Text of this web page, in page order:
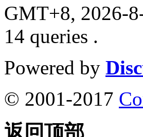
GMT+8, 2026-
14 queries .
Powered by
© 2001-2017
返回顶部